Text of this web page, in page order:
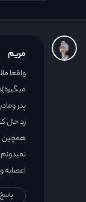
مریم
واقعا
پدر
زد حال
همچین
پاسخ